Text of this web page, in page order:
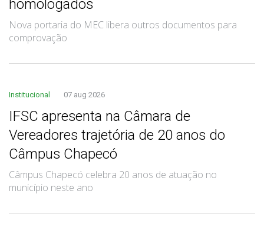
homologados
Nova portaria do MEC libera outros documentos para
comprovação
Institucional 07 aug 2026
IFSC apresenta na Câmara de
Vereadores trajetória de 20 anos do
Câmpus Chapecó
Câmpus Chapecó celebra 20 anos de atuação no
município neste ano